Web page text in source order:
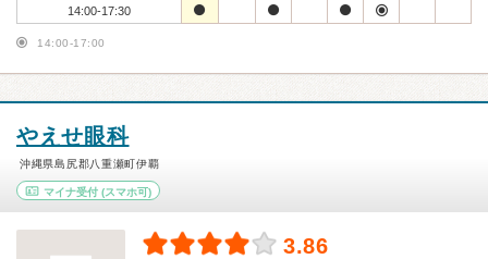
14:00-17:30
14:00-17:00
やえせ眼科
沖縄県島尻郡八重瀬町伊覇
マイナ受付 (スマホ可)
3.86